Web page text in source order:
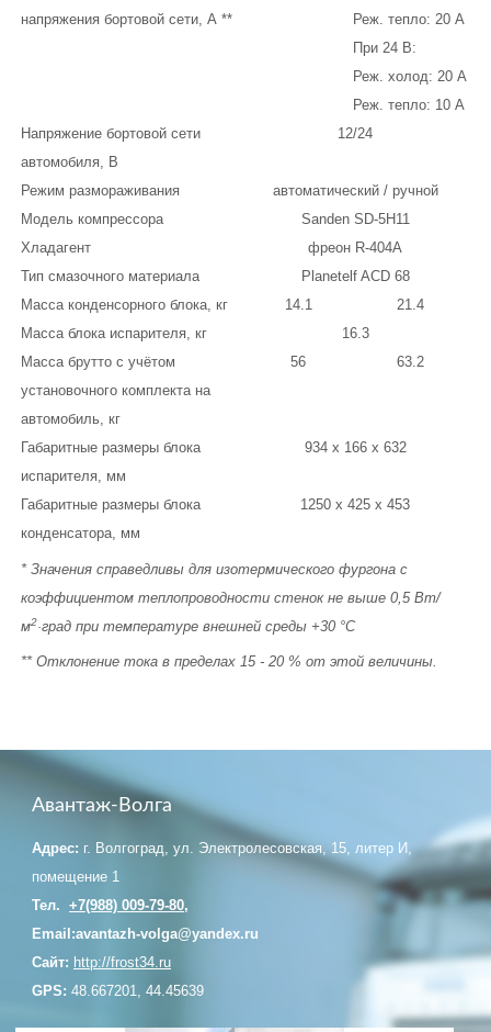
напряжения бортовой сети, А **
Реж. тепло: 20 А
При 24 В:
Реж. холод: 20 А
Реж. тепло: 10 А
Напряжение бортовой сети
автомобиля, В
12/24
Режим размораживания
автоматический / ручной
Модель компрессора
Sanden SD-5H11
Хладагент
фреон R-404A
Тип смазочного материала
Planetelf ACD 68
Масса конденсорного блока, кг
14.1
21.4
Масса блока испарителя, кг
16.3
Масса брутто с учётом
установочного комплекта на
автомобиль, кг
56 63.2
Габаритные размеры блока
испарителя, мм
934 x 166 x 632
Габаритные размеры блока
конденсатора, мм
1250 x 425 x 453
* Значения справедливы для изотермического фургона с
коэффициентом теплопроводности стенок не выше 0,5 Вт/
м2·град при температуре внешней среды +30 °С
** Отклонение тока в пределах 15 - 20 % от этой величины.
Авантаж-Волга
Адрес: г. Волгоград, ул. Электролесовская, 15, литер И,
помещение 1
Тел. +7(988) 009-79-80,
Email:avantazh-volga@yandex.ru
Сайт: http://frost34.ru
GPS: 48.667201, 44.45639